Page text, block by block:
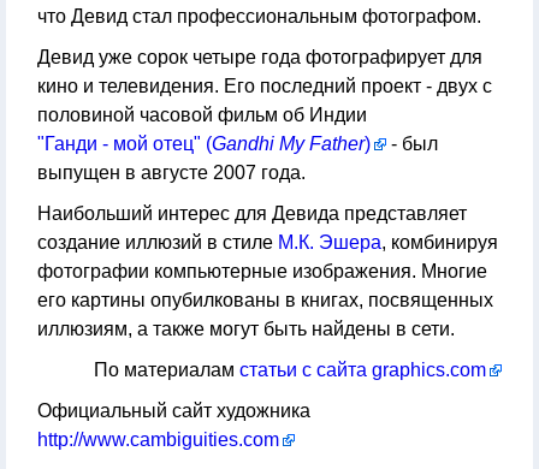
что Девид стал профессиональным фотографом.
Девид уже сорок четыре года фотографирует для
кино и телевидения. Его последний проект - двух с
половиной часовой фильм об Индии
"Ганди - мой отец" (Gandhi My Father)
- был
выпущен в августе 2007 года.
Наибольший интерес для Девида представляет
создание иллюзий в стиле М.К. Эшера, комбинируя
фотографии компьютерные изображения. Многие
его картины опубилкованы в книгах, посвященных
иллюзиям, а также могут быть найдены в сети.
По материалам статьи с сайта graphics.com
Официальный сайт художника
http://www.cambiguities.com